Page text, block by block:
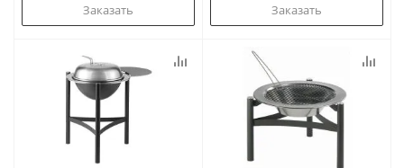
Заказать Заказать